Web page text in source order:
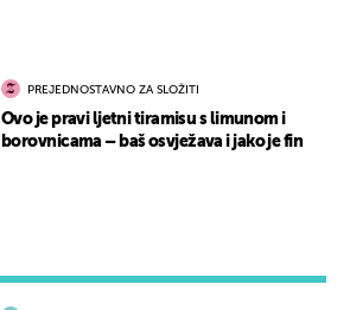
PREJEDNOSTAVNO ZA SLOŽITI
Ovo je pravi ljetni tiramisu s limunom i
borovnicama – baš osvježava i jako je fin